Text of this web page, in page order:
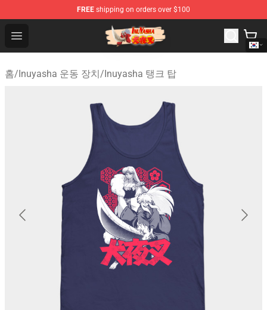
FREE shipping on orders over $100
Open menu
Inuyasha Store - Official Inuyasha Merchandise Shop
홈/Inuyasha 운동 장치/Inuyasha 탱크 탑